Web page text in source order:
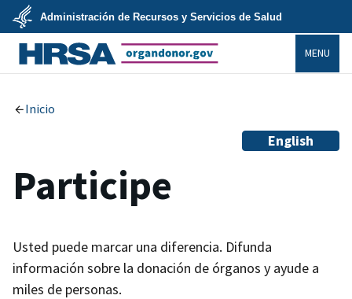
Skip
main
content
U.S.
Department
of
Health
Services
Administración de Recursos y Servicios de Salud
MENU
Inicio
English
Participe
Usted puede marcar una diferencia. Difunda
información sobre la donación de órganos y ayude a
miles de personas.